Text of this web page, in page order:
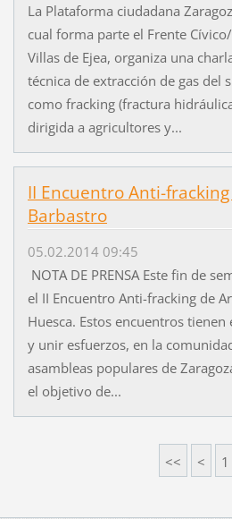
La Plataforma ciudadana
cual forma parte el Frente
Villas de Ejea, organiza una
técnica de extracción de gas del
como fracking (fractura
dirigida a agricultores y...
II Encuentro Anti-
Barbastro
05.02.2014 09:45
NOTA DE PRENSA Este fin de
el II Encuentro Anti-fracking de
Huesca. Estos encuentros
y unir esfuerzos, en la
asambleas populares de
el objetivo de...
<< < 1